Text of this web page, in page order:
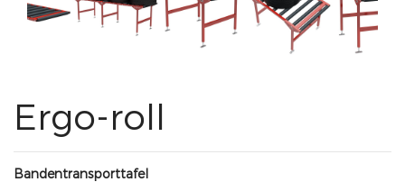
Ergo-roll
Bandentransporttafel